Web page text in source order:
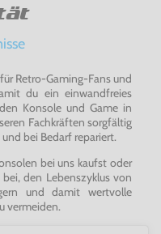
Retro-Gaming-Fans und
du ein einwandfreies
Konsole und Game in
Fachkräften sorgfältig
bei Bedarf repariert.
bei uns kaufst oder
den Lebenszyklus von
und damit wertvolle
vermeiden.